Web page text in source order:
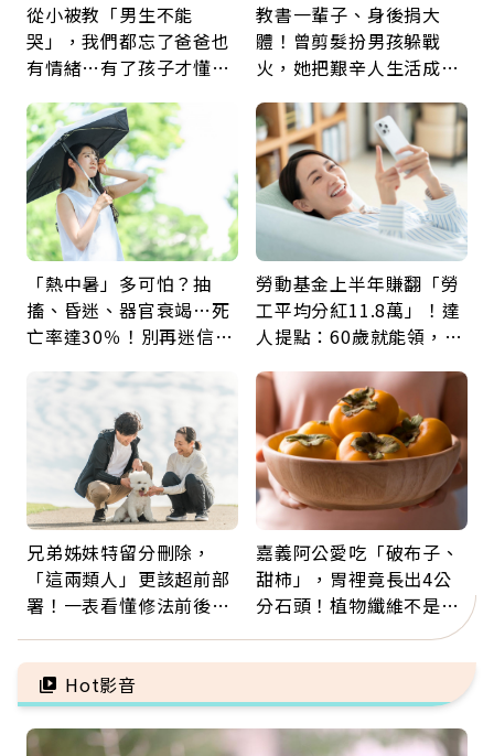
從小被教「男生不能
哭」，我們都忘了爸爸也
有情緒…有了孩子才懂：
久違的關心
教書一輩子、身後捐大
體！曾剪髮扮男孩躲戰
火，她把艱辛人生活成風
福
「熱中暑」多可怕？抽
搐、昏迷、器官衰竭…死
亡率達30％！別再迷信
5招才能真救命
勞動基金上半年賺翻「勞
工平均分紅11.8萬」！達
人提點：60歲就能領，重
兄弟姊妹特留分刪除，
「這兩類人」更該超前部
署！一表看懂修法前後差
更多
嘉義阿公愛吃「破布子、
甜柿」，胃裡竟長出4公
分石頭！植物纖維不是吃
越多越好，這些水果都上
榜
Hot影音